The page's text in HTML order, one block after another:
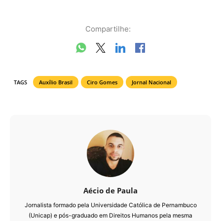
Compartilhe:
TAGS Auxílio Brasil Ciro Gomes Jornal Nacional
Aécio de Paula
Jornalista formado pela Universidade Católica de Pernambuco
(Unicap) e pós-graduado em Direitos Humanos pela mesma